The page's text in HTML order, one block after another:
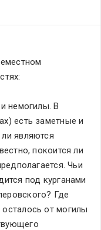
немогилы. В
есть заметные и
являются
покоится ли
Чьи
под курганами
Где
осталось от могилы